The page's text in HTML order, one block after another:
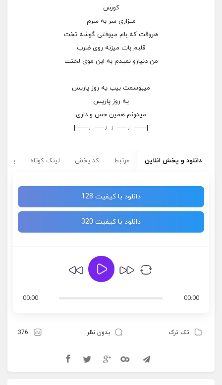
کورس
میزاری سر به سرم
هروقت که بام میوفتی گوشه تخت
قلبم بات میزنه روی ضرب
من دنیارو نمیدم به این موی لختت
میبوسمت بیب یه روز پاریس
یه روز پاریس
میدونم همین حس و داری
|——♩—–♩♩—–♩——|
دانلود و پخش انلاین مرتبط کد پخش لینک کوتاه
دانلود با کیفیت 128
دانلود با کیفیت 320
00:00
00:00
تک ترک بدون نظر 376